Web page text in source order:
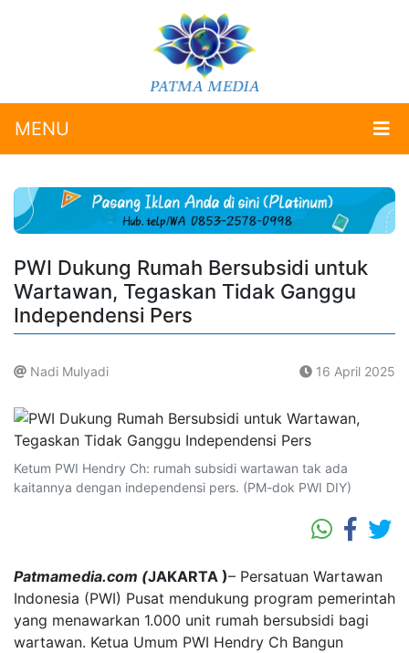
MENU
PWI Dukung Rumah Bersubsidi untuk
Wartawan, Tegaskan Tidak Ganggu
Independensi Pers
Nadi Mulyadi 16 April 2025
Ketum PWI Hendry Ch: rumah subsidi wartawan tak ada
kaitannya dengan independensi pers. (PM-dok PWI DIY)
Patmamedia.com (JAKARTA )– Persatuan Wartawan
Indonesia (PWI) Pusat mendukung program pemerintah
yang menawarkan 1.000 unit rumah bersubsidi bagi
wartawan. Ketua Umum PWI Hendry Ch Bangun